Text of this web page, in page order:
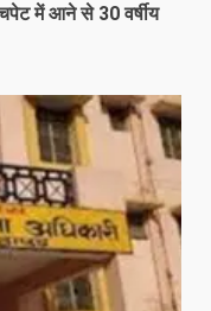
में आने से 30 वर्षीय